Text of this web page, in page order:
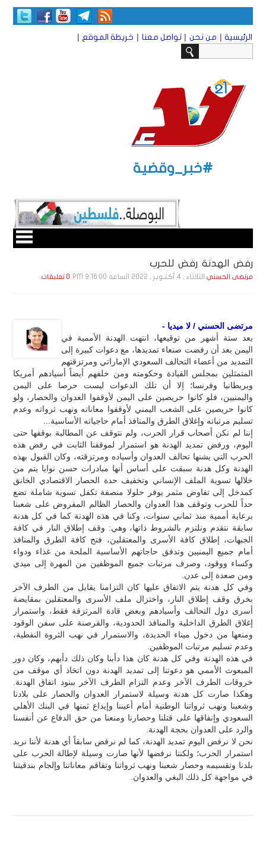
الرئيسية | من نحن | تواصل معنا | خريطة الموقع |
#خبر_وقضية
رفض الهدنة رفض للحرب
مرتضى الحسني الثلاثاء , 4 أكـتـوبـر , 2022 الساعة 9:16:00 PM 0 تعليقات
مرتضى الحسني / لا ميديا -
بعد ستة أشهر من توقيعها، انتهت الهدنة الأممية في
اليمن بعد أن رفضت صنعاء تمديدها، مع دعوات كبيرة إلى
التمديد من أعضاء التحالف السعودي الإماراتي ومرتزقتهم
المتمثلين بمجلس القيادة وحكومته ومن خلفهم أيضاً أسيادهم أمريكا
وبريطانيا وفرنسا؛ إلا أن تلك الدعوات ليست حرصا على اليمن
واليمنيين، فلو كانوا حريصين على اليمن لأوقفوا العدوان والحصار، ولو
كانوا حريصين على الشعب اليمني لأوقفوا معاناته ونهب ثرواته وعدم
تسليم مرتباته وإغلاق الطرق والمنافذ أمام حاجياته الأساسية...
إننا لم نكن أصحاب قرار الحرب، ولم نتوقف عن المطالبة بوقفها حتى
اليوم، ورفض تمديد الهدنة هو استمرار لموقفنا الثابت في رفض هذه
الحرب التي يشنها تحالف العدوان وأسياده ومرتزقته، وكان القبول بهذه
الهدنة وكل هدنة سبقت على أساس أنها مبادرات حسن نوايا يتم من
خلالها تسوية الملف الإنساني وتخفيف حدة الحصار الاقتصادي الخانق
كمدخل إلى تفاوض مثمر يوفر حلولا منصفة تكفل تسوية شاملة تضع
حداً للحرب وتوقف هذا العدوان والحصار الظالم المفروض على شعبنا
برعاية أممية منذ ثماني سنوات، وكنا في هذه الهدنة كما في كل هدنة
سابقة نتقدم ونلتزم بالشروط ذاتها، وهي: وقف إطلاق النار في كافة
الجبهات، إطلاق كافة الأسرى والمعتقلين، فتح كافة الطرق والمنافذ
أمام جميع اليمنيين وتدفق حاجاتهم الأساسية الملحة من غذاء ودواء
وكساء ووقود، وصرف مرتبات جميع الموظفين من المهرة إلى ميدي
ومن صعدة إلى عدن.
وفي كل هدنة يتم الاتفاق عليها كان التزامنا يقابل من الطرف الآخر
بخرق وقف إطلاق النار، واختزال ملف الأسرى والمعتقلين بمقايضة
أسرى دول التحالف وأسيادهم وبعض قادة المرتزقة فقط، واستمرار
إغلاق الطرق الداخلية والمنافذ الحدودية، والقرصنة على سفن الوقود
ومنعها من دخول ميناء الحديدة، والاستمرار في نهب الثروة النفطية،
وعدم تسليم مرتبات الموظفين.
في هذه الهدنة وفي كل هدنة كان هذا دأبنا وكان ذلك دأبهم، وكان دور
المبعوث الأممي هو دعوتنا إلى تمديد الهدنة دون اتخاذ أي موقف من
خروقات الطرف الآخر وعدم التزام الطرف الآخر ببنود اتفاق الهدنة.
وهكذا صارت كل هدنة وسيلة لاستمرار العدوان والحصار على بلادنا
وشعبنا ونهب ثرواتنا الوطنية أمام أعيننا وإيداع ثمنها في البنك الأهلي
السعودي وإنفاقها على قتلنا وحصارنا ومنعنا من حق الدفاع عن أنفسنا
والرد على العدوان بحجة الهدنة.
نحن لا نرفض اليوم تمديد الهدنة، كما لم نرفض سابقاً أي هدنة لأننا نريد
استمرار الحرب؛ ولكننا نرفضها لأنها صارت وسيلة لإطالة الحرب على
بلدنا وتقسيمه وحصار شعبنا ونهب ثرواتنا وتفاقم معاناتنا وإلجام بندقيتنا
في مواجهة كل ذلك البغي والعدوان.